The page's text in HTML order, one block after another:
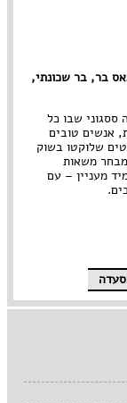
בר, בר שכונתי,
שבו כל
אנשים טובים
שלוקטו בשוק
משאות
מעניין – עם